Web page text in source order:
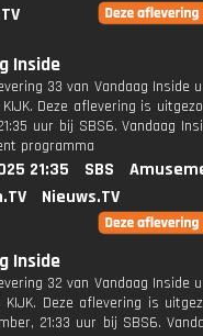
Inside
33 van Vandaag Inside
Deze aflevering is
uur bij SBS6. Vandaag
programma
21:35 SBS
Nieuws.TV
Inside
32 van Vandaag Inside
Deze aflevering is
21:33 uur bij SBS6.